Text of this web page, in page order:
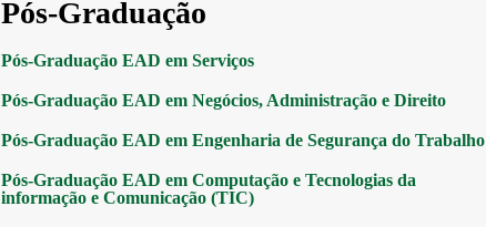
Pós-Graduação
Pós-Graduação EAD em Serviços
Pós-Graduação EAD em Negócios, Administração e Direito
Pós-Graduação EAD em Engenharia de Segurança do Trabalho
Pós-Graduação EAD em Computação e Tecnologias da
informação e Comunicação (TIC)